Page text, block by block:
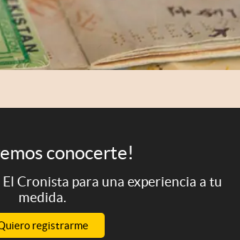
conocerte!
El Cronista para una experiencia a tu
medida.
registrarme